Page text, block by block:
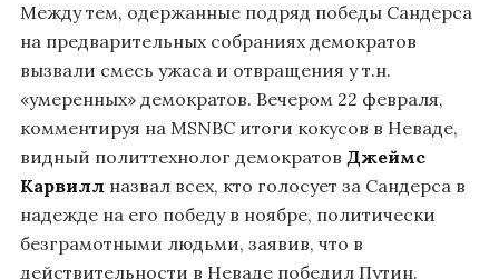
Между тем, одержанные подряд победы Сандерса
на предварительных собраниях демократов
вызвали смесь ужаса и отвращения у т.н.
«умеренных» демократов. Вечером 22 февраля,
комментируя на MSNBC итоги кокусов в Неваде,
видный политтехнолог демократов Джеймс
Карвилл назвал всех, кто голосует за Сандерса в
надежде на его победу в ноябре, политически
безграмотными людьми, заявив, что в
действительности в Неваде победил Путин.